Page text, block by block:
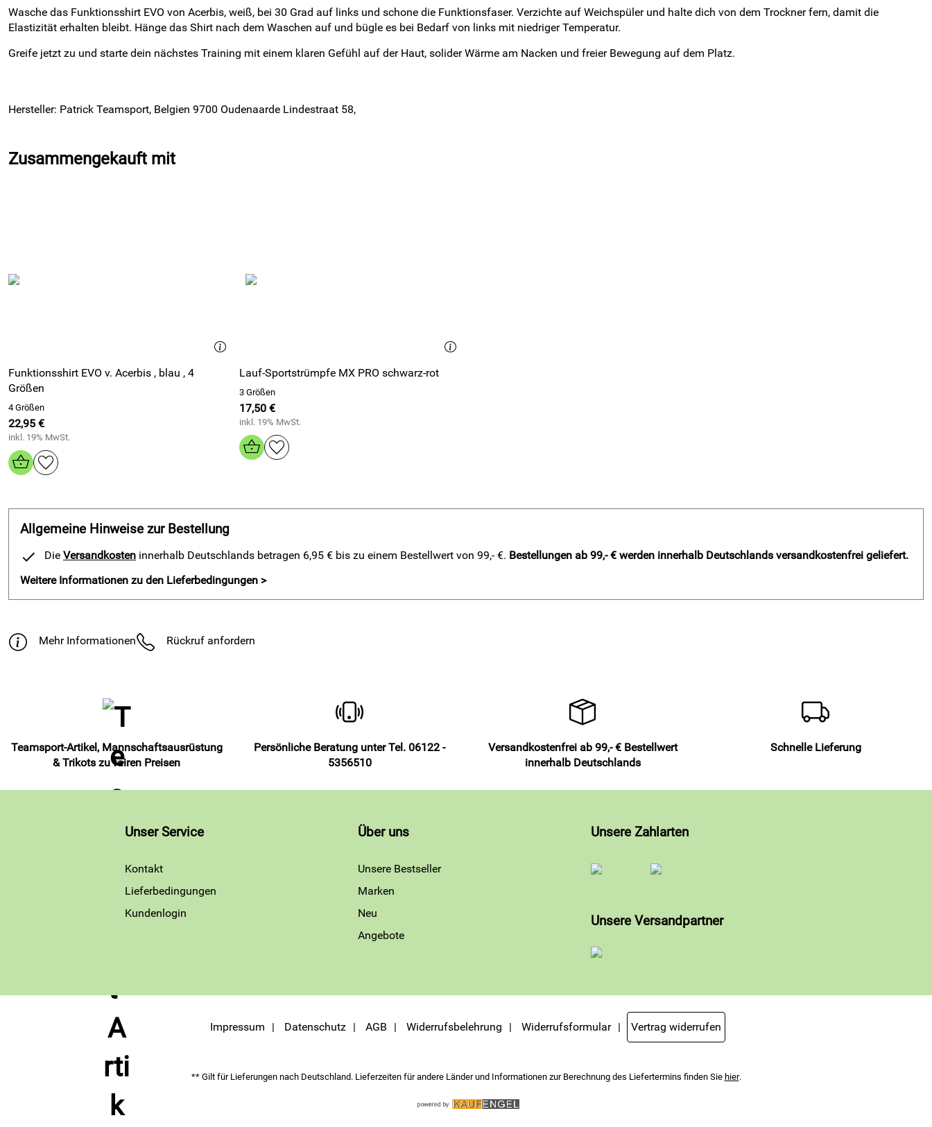
Wasche das Funktionsshirt EVO von Acerbis, weiß, bei 30 Grad auf links und schone die Funktionsfaser. Verzichte auf Weichspüler und halte dich von dem Trockner fern, damit die
Elastizität erhalten bleibt. Hänge das Shirt nach dem Waschen auf und bügle es bei Bedarf von links mit niedriger Temperatur.
Greife jetzt zu und starte dein nächstes Training mit einem klaren Gefühl auf der Haut, solider Wärme am Nacken und freier Bewegung auf dem Platz.
Hersteller: Patrick Teamsport, Belgien 9700 Oudenaarde Lindestraat 58,
Zusammengekauft mit
Funktionsshirt EVO v. Acerbis , blau , 4
Größen
4 Größen
22,95 €
inkl. 19% MwSt.
Lauf-Sportstrümpfe MX PRO schwarz-rot
3 Größen
17,50 €
inkl. 19% MwSt.
Allgemeine Hinweise zur Bestellung
Die Versandkosten innerhalb Deutschlands betragen 6,95 € bis zu einem Bestellwert von 99,- €. Bestellungen ab 99,- € werden innerhalb Deutschlands versandkostenfrei geliefert.
Weitere Informationen zu den Lieferbedingungen >
Mehr Informationen Rückruf anfordern
Teamsport-Artikel, Mannschaftsausrüstung
& Trikots zu fairen Preisen
Persönliche Beratung unter Tel. 06122 -
5356510
Versandkostenfrei ab 99,- € Bestellwert
innerhalb Deutschlands
Schnelle Lieferung
Unser Service
Kontakt
Lieferbedingungen
Kundenlogin
Über uns
Unsere Bestseller
Marken
Neu
Angebote
Unsere Zahlarten
Unsere Versandpartner
Impressum Datenschutz AGB Widerrufsbelehrung Widerrufsformular Vertrag widerrufen
** Gilt für Lieferungen nach Deutschland. Lieferzeiten für andere Länder und Informationen zur Berechnung des Liefertermins finden Sie hier.